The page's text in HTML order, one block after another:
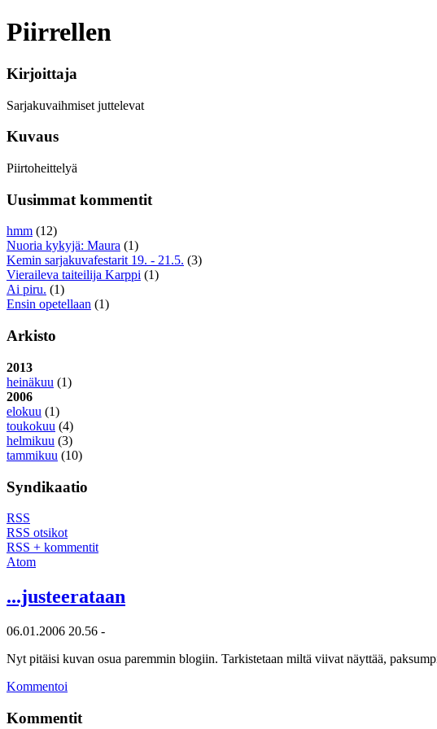
Piirrellen
Kirjoittaja
Sarjakuvaihmiset juttelevat
Kuvaus
Piirtoheittelyä
Uusimmat kommentit
hmm (12)
Nuoria kykyjä: Maura (1)
Kemin sarjakuvafestarit 19. - 21.5. (3)
Vieraileva taiteilija Karppi (1)
Ai piru. (1)
Ensin opetellaan (1)
Arkisto
2013
heinäkuu (1)
2006
elokuu (1)
toukokuu (4)
helmikuu (3)
tammikuu (10)
Syndikaatio
RSS
RSS otsikot
RSS + kommentit
Atom
...justeerataan
06.01.2006 20.56 -
Nyt pitäisi kuvan osua paremmin blogiin. Tarkistetaan miltä viivat näyttää,
Kommentoi
Kommentit